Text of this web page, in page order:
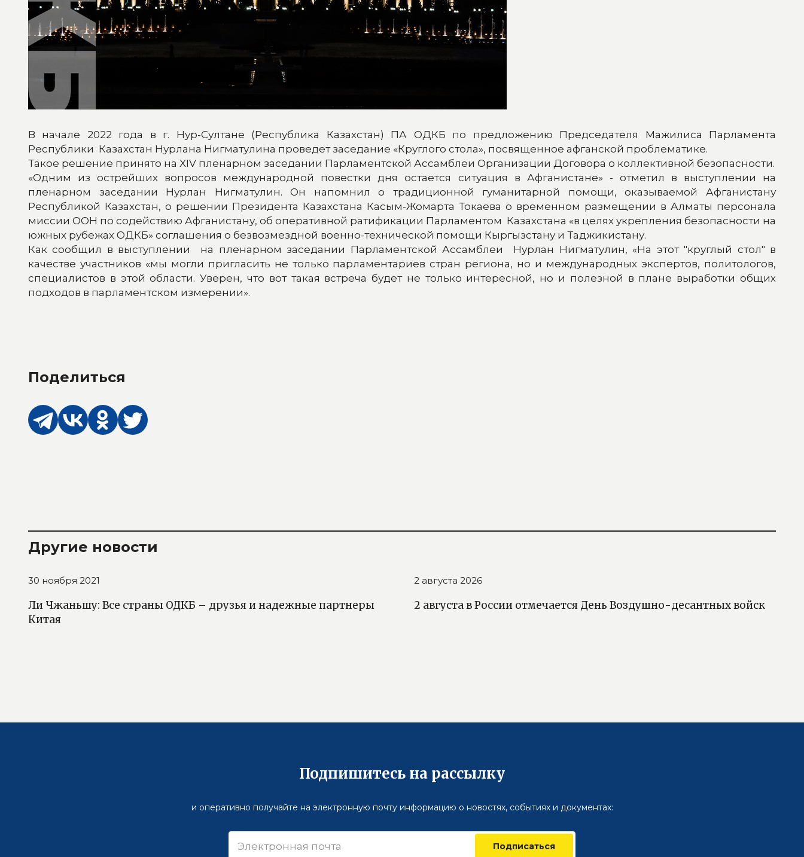
В начале 2022 года в г. Нур-Султане (Республика Казахстан) ПА ОДКБ по предложению Председателя Мажилиса Парламента
Республики Казахстан Нурлана Нигматулина проведет заседание «Круглого стола», посвященное афганской проблематике.
Такое решение принято на XIV пленарном заседании Парламентской Ассамблеи Организации Договора о коллективной безопасности.
«Одним из острейших вопросов международной повестки дня остается ситуация в Афганистане» - отметил в выступлении на
пленарном заседании Нурлан Нигматулин. Он напомнил о традиционной гуманитарной помощи, оказываемой Афганистану
Республикой Казахстан, о решении Президента Казахстана Касым-Жомарта Токаева о временном размещении в Алматы персонала
миссии ООН по содействию Афганистану, об оперативной ратификации Парламентом Казахстана «в целях укрепления безопасности на
южных рубежах ОДКБ» соглашения о безвозмездной военно-технической помощи Кыргызстану и Таджикистану.
Как сообщил в выступлении на пленарном заседании Парламентской Ассамблеи Нурлан Нигматулин, «На этот "круглый стол" в
качестве участников «мы могли пригласить не только парламентариев стран региона, но и международных экспертов, политологов,
специалистов в этой области. Уверен, что вот такая встреча будет не только интересной, но и полезной в плане выработки общих
подходов в парламентском измерении».
Поделиться
Другие новости
30 ноября 2021
Ли Чжаньшу: Все страны ОДКБ – друзья и надежные партнеры
Китая
2 августа 2026
2 августа в России отмечается День Воздушно-десантных войск
Подпишитесь на рассылку
и оперативно получайте на электронную почту информацию о новостях, событиях и документах:
Подписаться